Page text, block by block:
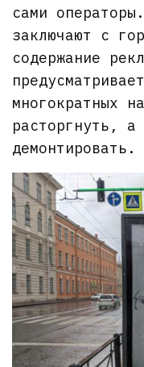
сами
заключают с
содержание
многократных
расторгнуть, а
демонтировать.